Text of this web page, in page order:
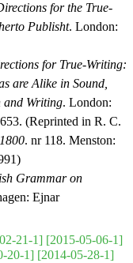
for the True-
Publisht. London:
for True-Writing:
are Alike in Sound,
and Writing. London:
(Reprinted in R. C.
. nr 118. Menston:
Grammar on
Ejnar
21-1] [2015-05-06-1]
20-1] [2014-05-28-1]